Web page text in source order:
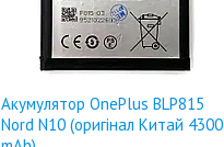
Акумулятор OnePlus BLP815
Nord N10 (оригінал Китай 4300